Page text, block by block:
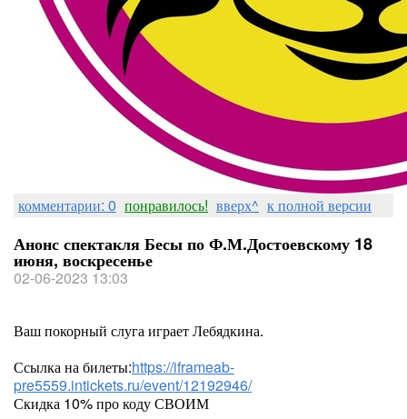
комментарии: 0 понравилось! вверх^ к полной версии
Анонс спектакля Бесы по Ф.М.Достоевскому 18
июня, воскресенье
02-06-2023 13:03
Ваш покорный слуга играет Лебядкина.
Ссылка на билеты:https://iframeab-
pre5559.intickets.ru/event/12192946/
Скидка 10% про коду СВОИМ